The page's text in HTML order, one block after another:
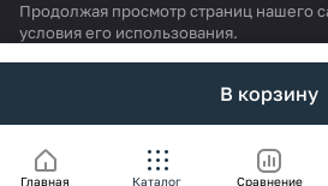
В корзину
Главная Каталог Сравнение
Продолжая просмотр страниц нашего
условия его использования.